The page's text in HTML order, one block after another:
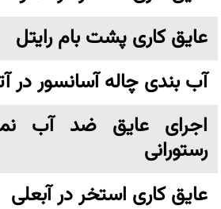
عایق کاری پشت بام رایتل
آب بندی چاله آسانسور در
اجرای عایق ضد آب
رستورانی
عایق کاری استخر در آبعلی